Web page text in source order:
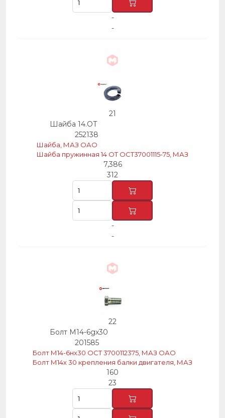
-
-
21
Шайба 14.ОТ
252138
Шайба, МАЗ ОАО
Шайба пружинная 14 ОТ ОСТ37001115-75, МАЗ
7,386
312
-
-
22
Болт М14-6gх30
201585
Болт М14-6нх30 ОСТ 3700112375, МАЗ ОАО
Болт М14х 30 крепления балки двигателя, МАЗ
160
23